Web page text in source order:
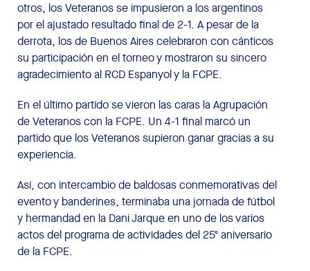
otros, los Veteranos se impusieron a los argentinos
por el ajustado resultado final de 2-1. A pesar de la
derrota, los de Buenos Aires celebraron con cánticos
su participación en el torneo y mostraron su sincero
agradecimiento al RCD Espanyol y la FCPE.
En el último partido se vieron las caras la Agrupación
de Veteranos con la FCPE. Un 4-1 final marcó un
partido que los Veteranos supieron ganar gracias a su
experiencia.
Así, con intercambio de baldosas conmemorativas del
evento y banderines, terminaba una jornada de fútbol
y hermandad en la Dani Jarque en uno de los varios
actos del programa de actividades del 25º aniversario
de la FCPE.